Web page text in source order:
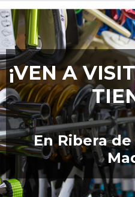
¡VEN A
En Ribera